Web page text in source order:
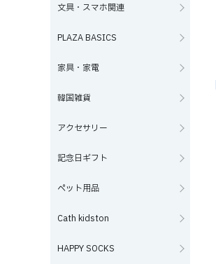
文具・スマホ関連
PLAZA BASICS
家具・家電
韓国雑貨
アクセサリー
記念日ギフト
ペット用品
Cath kidston
HAPPY SOCKS